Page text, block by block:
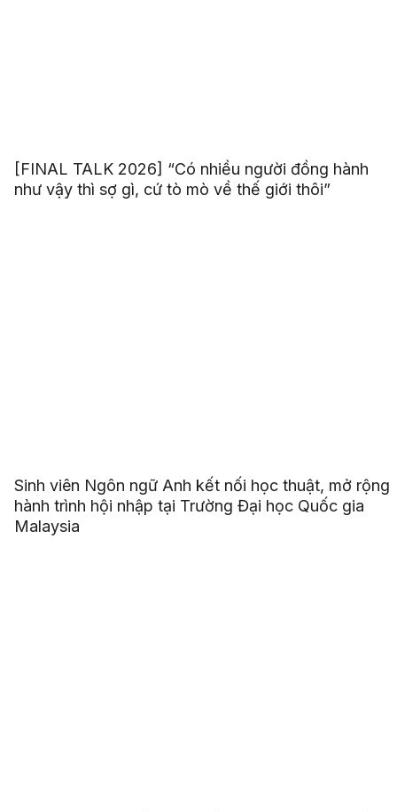
[FINAL TALK 2026] “Có nhiều người đồng hành
như vậy thì sợ gì, cứ tò mò về thế giới thôi”
Sinh viên Ngôn ngữ Anh kết nối học thuật, mở rộng
hành trình hội nhập tại Trường Đại học Quốc gia
Malaysia